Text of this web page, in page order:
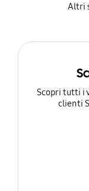
Altri
Scopri tutti i
clienti